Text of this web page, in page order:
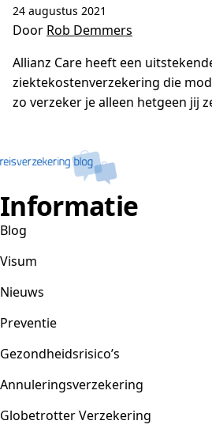
24 augustus 2021
Door Rob Demmers
Allianz Care heeft een
ziektekostenverzekering die
zo verzeker je alleen hetgeen jij
Informatie
Blog
Visum
Nieuws
Preventie
Gezondheidsrisico’s
Annuleringsverzekering
Globetrotter Verzekering